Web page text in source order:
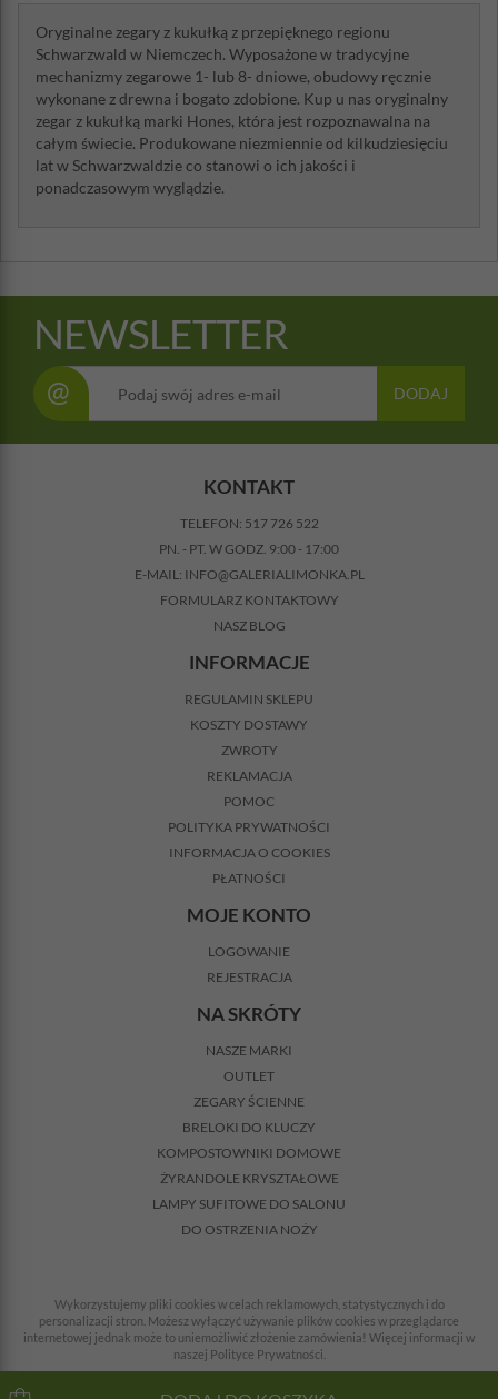
Oryginalne zegary z kukułką z przepięknego regionu
Schwarzwald w Niemczech. Wyposażone w tradycyjne
mechanizmy zegarowe 1- lub 8- dniowe, obudowy ręcznie
wykonane z drewna i bogato zdobione. Kup u nas oryginalny
zegar z kukułką marki Hones, która jest rozpoznawalna na
całym świecie. Produkowane niezmiennie od kilkudziesięciu
lat w Schwarzwaldzie co stanowi o ich jakości i
ponadczasowym wyglądzie.
NEWSLETTER
@ DODAJ
KONTAKT
TELEFON: 517 726 522
PN. - PT. W GODZ. 9:00 - 17:00
E-MAIL: INFO@GALERIALIMONKA.PL
FORMULARZ KONTAKTOWY
NASZ BLOG
INFORMACJE
REGULAMIN SKLEPU
KOSZTY DOSTAWY
ZWROTY
REKLAMACJA
POMOC
POLITYKA PRYWATNOŚCI
INFORMACJA O COOKIES
PŁATNOŚCI
MOJE KONTO
LOGOWANIE
REJESTRACJA
NA SKRÓTY
NASZE MARKI
OUTLET
ZEGARY ŚCIENNE
BRELOKI DO KLUCZY
KOMPOSTOWNIKI DOMOWE
ŻYRANDOLE KRYSZTAŁOWE
LAMPY SUFITOWE DO SALONU
DO OSTRZENIA NOŻY
Wykorzystujemy pliki cookies w celach reklamowych, statystycznych i do
personalizacji stron. Możesz wyłączyć używanie plików cookies w przeglądarce
internetowej jednak może to uniemożliwić złożenie zamówienia! Więcej informacji w
naszej Polityce Prywatności.